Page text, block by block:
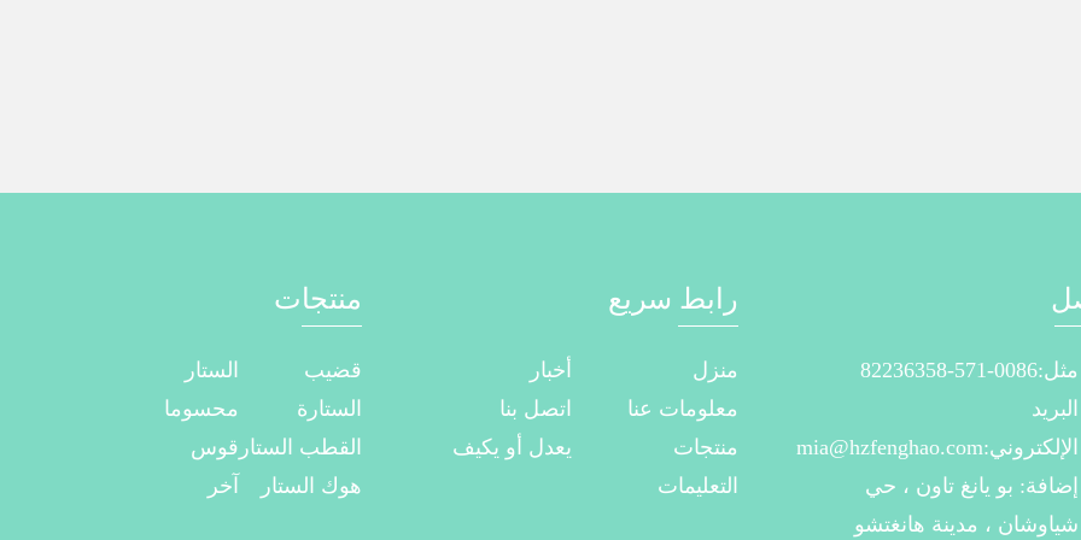
مثل:0086-571-82236358
البريد
الإلكتروني:mia@hzfenghao.com
إضافة: بو يانغ تاون ، حي
شياوشان ، مدينة هانغتشو
رابط سريع
منزل
أخبار
معلومات عنا
اتصل بنا
منتجات
يعدل أو يكيف
التعليمات
منتجات
قضيب
الستارة
الستار
محسوما
القطب الستار قوس
هوك الستار
آخر